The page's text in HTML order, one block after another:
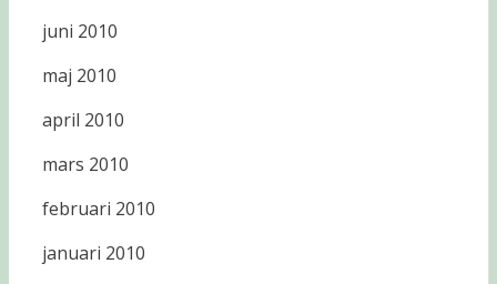
juni 2010
maj 2010
april 2010
mars 2010
februari 2010
januari 2010